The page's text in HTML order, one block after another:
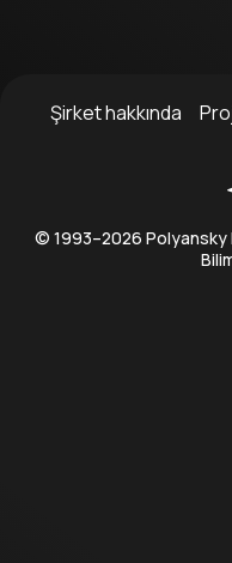
© 1993–2026
Şirket hakkında